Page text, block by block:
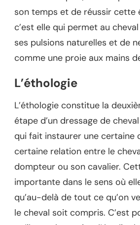
son temps et de réussir cette
c’est elle qui permet au
ses pulsions naturelles et de
comme une proie aux mains
L’éthologie
L’éthologie constitue la
étape d’un dressage de
qui fait instaurer une certaine
certaine relation entre le
dompteur ou son cavalier.
importante dans le sens où
qu’au-delà de tout ce qu’on
le cheval soit compris. C’est